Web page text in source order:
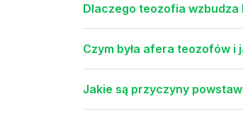
Dlaczego teozofia wzbudza
Czym była afera teozofów i
Jakie są przyczyny